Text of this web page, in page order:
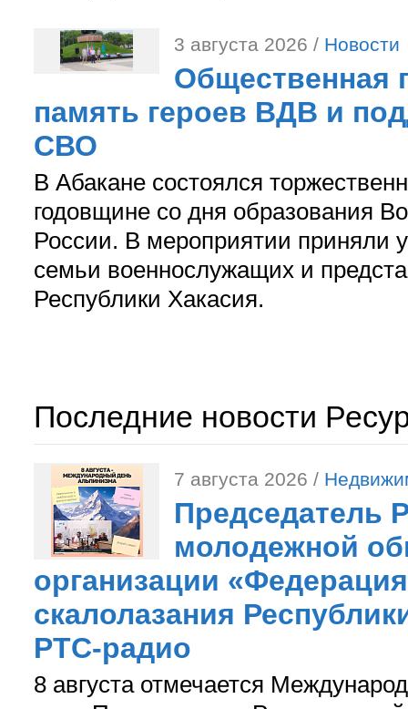
3 августа 2026 / Новости
Общественная
память героев ВДВ и
СВО
В Абакане состоялся
годовщине со дня образования
России. В мероприятии приняли
семьи военнослужащих и
Республики Хакасия.
Последние новости
7 августа 2026 /
Председатель
молодежной
организации
скалолазания
РТС-радио
8 августа отмечается